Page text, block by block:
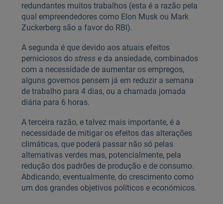
redundantes muitos trabalhos (esta é a razão pela
qual empreendedores como Elon Musk ou Mark
Zuckerberg são a favor do RBI).
A segunda é que devido aos atuais efeitos
perniciosos do stress e da ansiedade, combinados
com a necessidade de aumentar os empregos,
alguns governos pensem já em reduzir a semana
de trabalho para 4 dias, ou a chamada jornada
diária para 6 horas.
A terceira razão, e talvez mais importante, é a
necessidade de mitigar os efeitos das alterações
climáticas, que poderá passar não só pelas
alternativas verdes mas, potencialmente, pela
redução dos padrões de produção e de consumo.
Abdicando, eventualmente, do crescimento como
um dos grandes objetivos políticos e económicos.